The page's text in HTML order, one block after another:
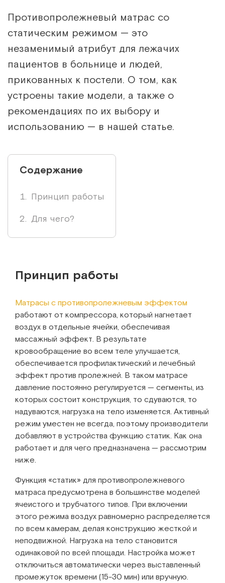
Противопролежневый матрас со
статическим режимом — это
незаменимый атрибут для лежачих
пациентов в больнице и людей,
прикованных к постели. О том, как
устроены такие модели, а также о
рекомендациях по их выбору и
использованию — в нашей статье.
Содержание
Принцип работы
Для чего?
Принцип работы
Матрасы с противопролежневым эффектом
работают от компрессора, который нагнетает
воздух в отдельные ячейки, обеспечивая
массажный эффект. В результате
кровообращение во всем теле улучшается,
обеспечивается профилактический и лечебный
эффект против пролежней. В таком матрасе
давление постоянно регулируется — сегменты, из
которых состоит конструкция, то сдуваются, то
надуваются, нагрузка на тело изменяется. Активный
режим уместен не всегда, поэтому производители
добавляют в устройства функцию статик. Как она
работает и для чего предназначена — рассмотрим
ниже.
Функция «статик» для противопролежневого
матраса предусмотрена в большинстве моделей
ячеистого и трубчатого типов. При включении
этого режима воздух равномерно распределяется
по всем камерам, делая конструкцию жесткой и
неподвижной. Нагрузка на тело становится
одинаковой по всей площади. Настройка может
отключиться автоматически через выставленный
промежуток времени (15-30 мин) или вручную.